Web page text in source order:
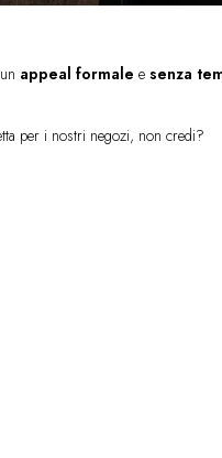
appeal formale e senza
per i nostri negozi, non credi?